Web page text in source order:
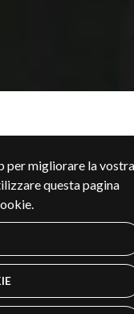
per migliorare la vostra
questa pagina